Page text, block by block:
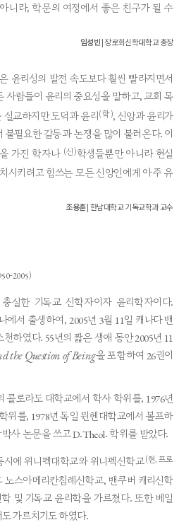
니라, 학문의 여정에서 좋은 친구가 될 수
임성빈| 장로회신학대학교 총장
윤리성의 발전 속도보다 훨씬 빨라지면서
사람들이 윤리의 중요성을 말하고, 교회 목
교하지만 도덕과 윤리(학), 신앙과 윤리가
불필요한 갈등과 논쟁을 많이 불러온다. 이
가진 학자나 (신)학생들뿐만 아니라 현실
시키려고 힘쓰는 모든 신앙인에게 아주 유
조용훈| 한남대학교 기독교학과 교수
2005)
실한 기독교 신학자이자 윤리학자이다.
에서 출생하여, 2005년 3월 11일 캐나다 밴
하였다. 55년의 짧은 생애 동안 2005년 11
the Question of Being을 포함하여 26권이
콜로라도 대학교에서 학사 학위를, 1976년
위를, 1978년 독일 뮌헨대학교에서 볼프하
사 논문을 쓰고 D.Theol. 학위를 받았다.
에 위니펙대학교와 위니펙신학교(현, 프로
노스아메리칸침례신학교, 밴쿠버 캐리신학
및 기독교 윤리학을 가르쳤다. 또한 베일
가르치기도 하였다.